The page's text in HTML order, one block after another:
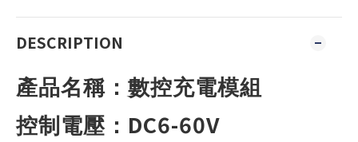
DESCRIPTION
產品名稱：數控充電模組
控制電壓： DC6-60V